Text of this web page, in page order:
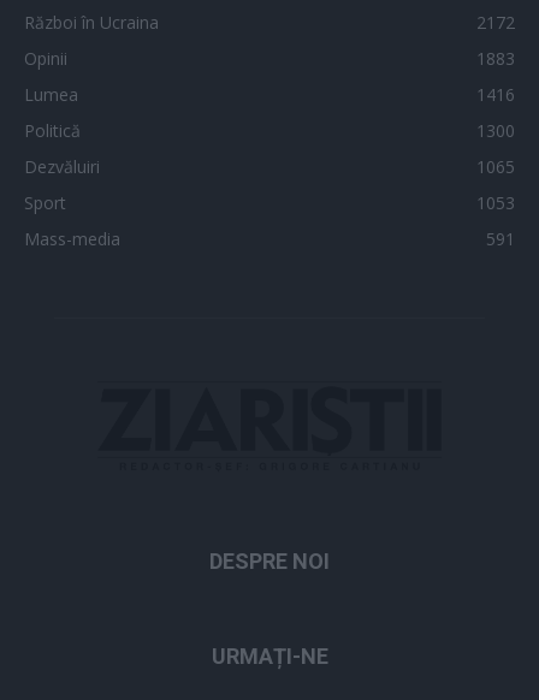
Război în Ucraina
2172
Opinii
1883
Lumea
1416
Politică
1300
Dezvăluiri
1065
Sport
1053
Mass-media
591
DESPRE NOI
URMAȚI-NE